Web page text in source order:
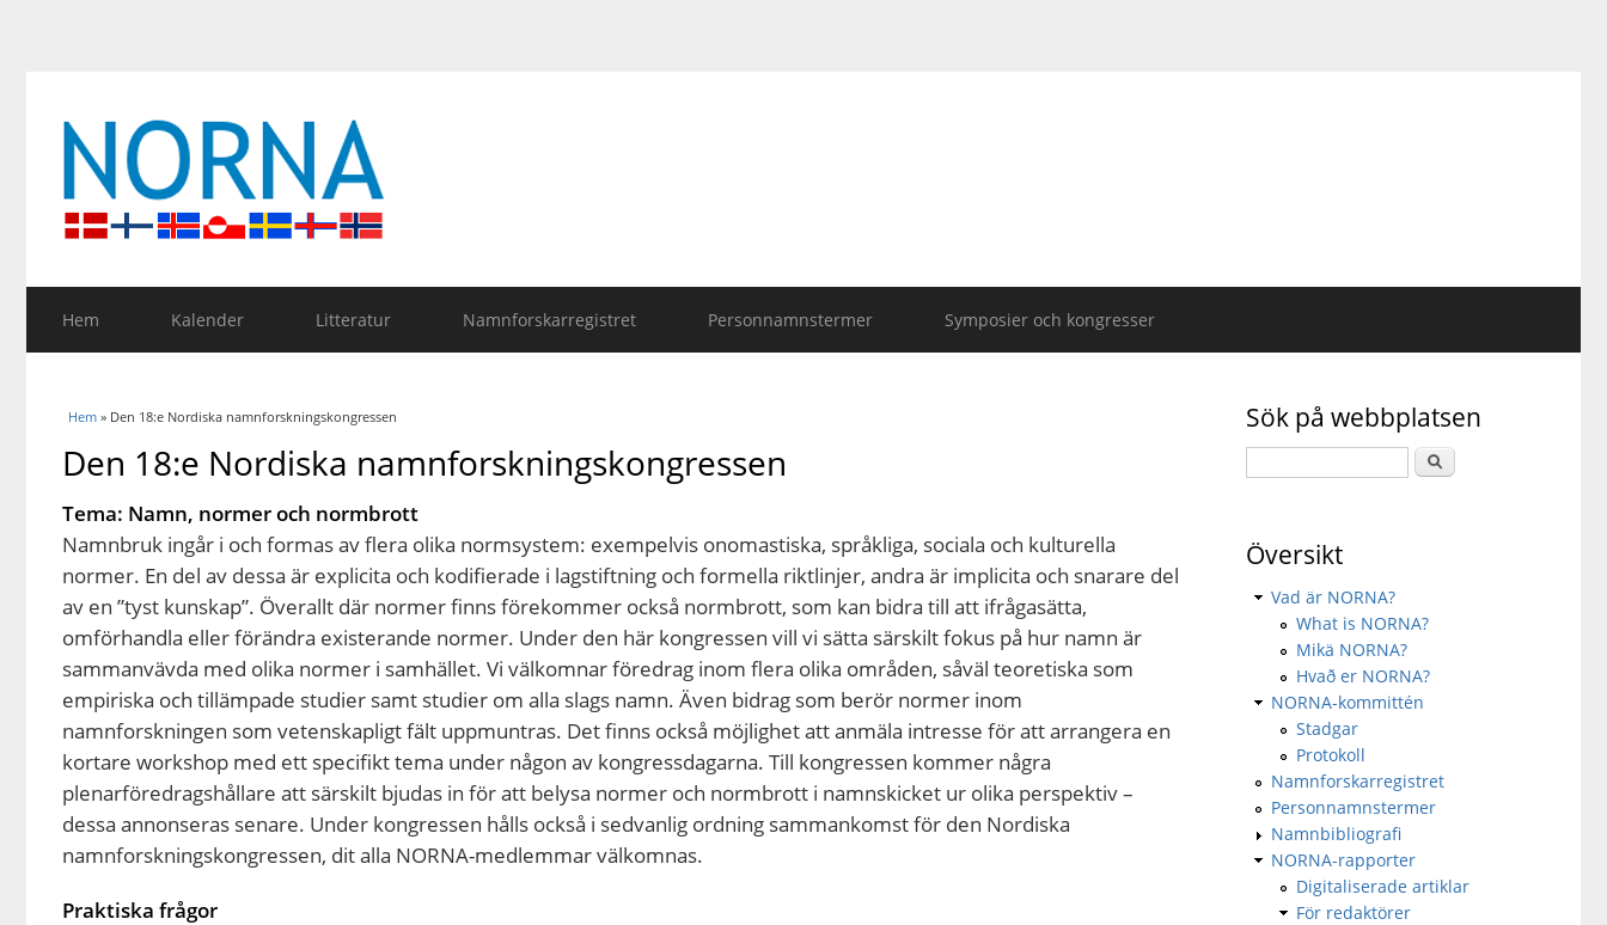
Hem Kalender Litteratur Namnforskarregistret Personnamnstermer Symposier och kongresser
Du är här
Hem » Den 18:e Nordiska namnforskningskongressen
Den 18:e Nordiska namnforskningskongressen
Tema: Namn, normer och normbrott
Namnbruk ingår i och formas av flera olika normsystem: exempelvis onomastiska, språkliga, sociala och kulturella
normer. En del av dessa är explicita och kodifierade i lagstiftning och formella riktlinjer, andra är implicita och snarare del
av en ”tyst kunskap”. Överallt där normer finns förekommer också normbrott, som kan bidra till att ifrågasätta,
omförhandla eller förändra existerande normer. Under den här kongressen vill vi sätta särskilt fokus på hur namn är
sammanvävda med olika normer i samhället. Vi välkomnar föredrag inom flera olika områden, såväl teoretiska som
empiriska och tillämpade studier samt studier om alla slags namn. Även bidrag som berör normer inom
namnforskningen som vetenskapligt fält uppmuntras. Det finns också möjlighet att anmäla intresse för att arrangera en
kortare workshop med ett specifikt tema under någon av kongressdagarna. Till kongressen kommer några
plenarföredragshållare att särskilt bjudas in för att belysa normer och normbrott i namnskicket ur olika perspektiv –
dessa annonseras senare. Under kongressen hålls också i sedvanlig ordning sammankomst för den Nordiska
namnforskningskongressen, dit alla NORNA-medlemmar välkomnas.
Praktiska frågor
Sök på webbplatsen
Översikt
Vad är NORNA?
What is NORNA?
Mikä NORNA?
Hvað er NORNA?
NORNA-kommittén
Stadgar
Protokoll
Namnforskarregistret
Personnamnstermer
Namnbibliografi
NORNA-rapporter
Digitaliserade artiklar
För redaktörer